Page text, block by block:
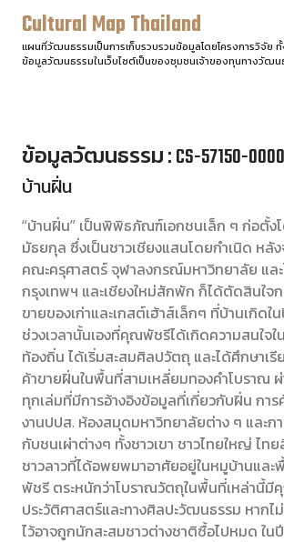
Cultural Map Thailand
แผนที่วัฒนธรรมเป็นการเก็บรวบรวมข้อมูลโดยโครงการวิจัย
ข้อมูลวัฒนธรรมในเว็บไซต์เป็นของชุมชนเจ้าของทุนทางวัฒน
ข้อมูลวัฒนธรรม : CS-57150-
บ้านฝิ่น
“บ้านฝิ่น” เป็นพิพิธภัณฑ์เอกชนเล็ก ๆ ก่อตั้
มัธยกุล ซึ่งเป็นชาวเชียงแสนโดยกำเนิด หลั
คณะครุศาสตร์ จุฬาลงกรณ์มหาวิทยาลัย และ
กรุงเทพฯ และเชียงใหม่สักพัก ก็ได้ตัดสินใจ
ขายของเก่าและเกสต์เฮ้าส์เล็กๆ ที่บ้านเกิดใ
ช่วงเวลานั้นเองที่คุณพัชรีได้เกิดความสนใจใ
ท้องถิ่น ได้เริ่มสะสมศิลปวัตถุ และได้ศึกษาเรี
ค้าขายฝิ่นในพื้นที่สามเหลี่ยมทองคำโบราณ ผ่
ทุกเล่มที่มีการอ้างอิงข้อมูลที่เกี่ยวกับฝิ่น กา
งานปปส. ห้องสมุดมหาวิทยาลัยต่าง ๆ และก
กับชนเผ่าต่างๆ ทั้งชาวเขา ชาวไทยใหญ่ ไท
ชาวลาวที่ได้อพยพมาอาศัยอยู่ในหมูบ้านแล
พัชรี ตระหนักว่าโบราณวัตถุในพื้นที่เหล่านี้มี
ประวัติศาสตร์และทางศิลปะวัฒนธรรม หากไ
ไว้อาจถูกนักสะสมชาวต่างชาติซื้อไปหมด ใ